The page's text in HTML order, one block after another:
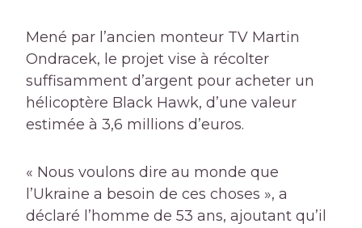
Mené par l’ancien monteur TV Martin
Ondracek, le projet vise à récolter
suffisamment d’argent pour acheter un
hélicoptère Black Hawk, d’une valeur
estimée à 3,6 millions d’euros.
« Nous voulons dire au monde que
l’Ukraine a besoin de ces choses », a
déclaré l’homme de 53 ans, ajoutant qu’il